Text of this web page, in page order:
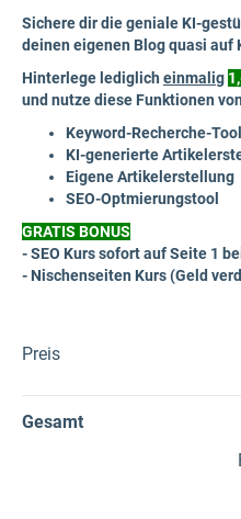
Sichere dir die geniale KI-
deinen eigenen Blog quasi auf
Hinterlege lediglich einmalig
und nutze diese Funktionen
Keyword-Recherche-Tool
KI-generierte
Eigene Artikelerstellung
SEO-Optmierungstool
GRATIS BONUS
- SEO Kurs sofort auf Seite 1
- Nischenseiten Kurs (Geld
Preis
Gesamt